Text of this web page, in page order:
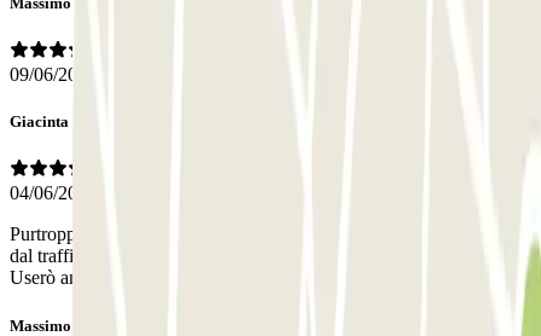
09/06/2026
Giacinta
04/06/2026
Purtroppo l’accesso non per responsabilità del garage è reso faticoso
dal traffico. Più agevole l’uscita. Parcheggio e prenotazione perfetti.
Userò ancora il vs servizio.
Massimo Cuzzola